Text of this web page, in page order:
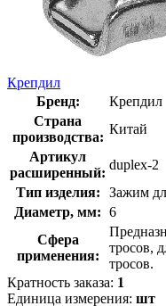
Крепдил
Бренд:
Крепдил
Страна
производства:
Китай
Артикул
расширенный:
duplex-2
Тип изделия:
Зажим
Диаметр, мм: 6
Сфера
применения:
тросов,
тросов.
Кратность заказа: 1
Единица измерения: шт